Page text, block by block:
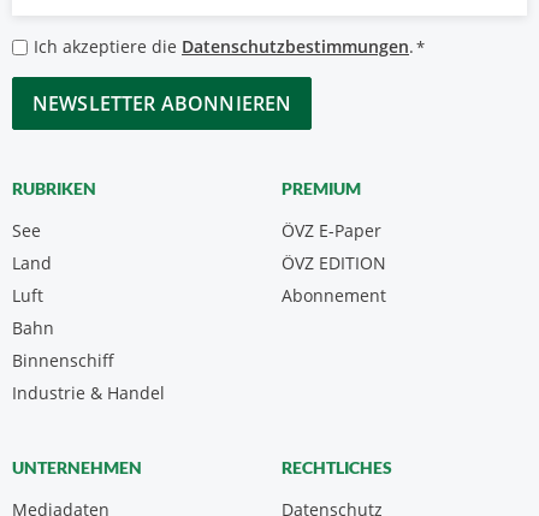
*
Datenschutzbestimmungen
*
Ich akzeptiere die Datenschutzbestimmungen.*
CAPTCHA
RUBRIKEN
See
Land
Luft
Bahn
Binnenschiff
Industrie & Handel
PREMIUM
ÖVZ E-Paper
Abonnement
ÖVZ EDITION
UNTERNEHMEN
Mediadaten
RECHTLICHES
Datenschutz